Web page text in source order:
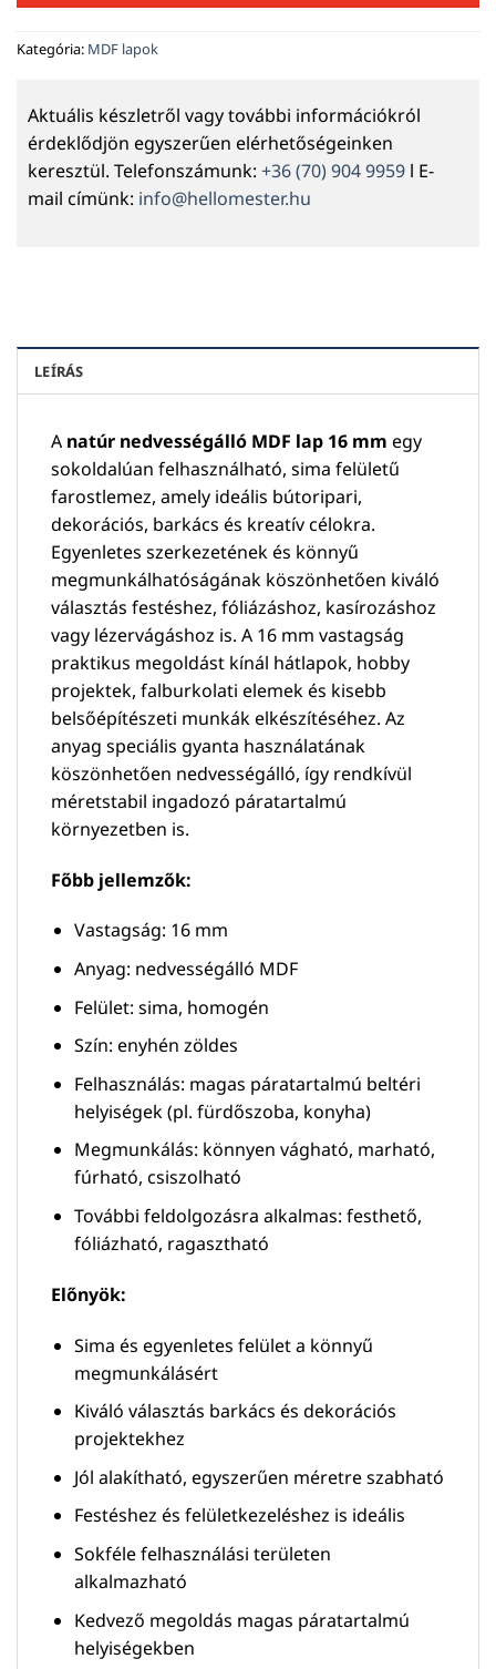
Kategória: MDF lapok
Aktuális készletről vagy további információkról
érdeklődjön egyszerűen elérhetőségeinken
keresztül. Telefonszámunk: +36 (70) 904 9959 l E-
mail címünk: info@hellomester.hu
LEÍRÁS
A natúr nedvességálló MDF lap 16 mm egy
sokoldalúan felhasználható, sima felületű
farostlemez, amely ideális bútoripari,
dekorációs, barkács és kreatív célokra.
Egyenletes szerkezetének és könnyű
megmunkálhatóságának köszönhetően kiváló
választás festéshez, fóliázáshoz, kasírozáshoz
vagy lézervágáshoz is. A 16 mm vastagság
praktikus megoldást kínál hátlapok, hobby
projektek, falburkolati elemek és kisebb
belsőépítészeti munkák elkészítéséhez. Az
anyag speciális gyanta használatának
köszönhetően nedvességálló, így rendkívül
méretstabil ingadozó páratartalmú
környezetben is.
Főbb jellemzők:
Vastagság: 16 mm
Anyag: nedvességálló MDF
Felület: sima, homogén
Szín: enyhén zöldes
Felhasználás: magas páratartalmú beltéri
helyiségek (pl. fürdőszoba, konyha)
Megmunkálás: könnyen vágható, marható,
fúrható, csiszolható
További feldolgozásra alkalmas: festhető,
fóliázható, ragasztható
Előnyök:
Sima és egyenletes felület a könnyű
megmunkálásért
Kiváló választás barkács és dekorációs
projektekhez
Jól alakítható, egyszerűen méretre szabható
Festéshez és felületkezeléshez is ideális
Sokféle felhasználási területen
alkalmazható
Kedvező megoldás magas páratartalmú
helyiségekben